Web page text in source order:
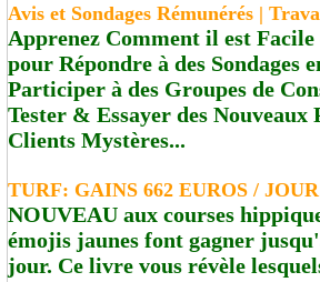
Avis et Sondages Rémunérés |
Apprenez Comment il est Facile
pour Répondre à des Sondages
Participer à des Groupes de
Tester & Essayer des
Clients Mystères...
TURF: GAINS 662 EUROS /
NOUVEAU aux courses
émojis jaunes font gagner
jour. Ce livre vous révèle